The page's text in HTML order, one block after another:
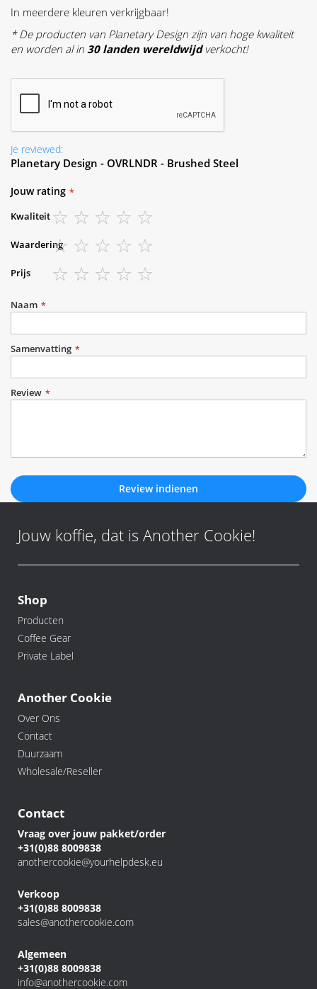
In meerdere kleuren verkrijgbaar!
* De producten van Planetary Design zijn van hoge kwaliteit
en worden al in 30 landen wereldwijdverkocht!
Je reviewed:
Planetary Design - OVRLNDR - Brushed Steel
Jouw rating
Kwaliteit
star
stars
stars
stars
stars
Waardering
star
stars
stars
stars
stars
Prijs
Naam
Samenvatting
Review
Review indienen
Jouw koffie, dat is Another Cookie!
Shop
Producten
Coffee Gear
Private Label
Another Cookie
Over Ons
Contact
Duurzaam
Wholesale/Reseller
Contact
Vraag over jouw pakket/order
+31(0)88 8009838
anothercookie@yourhelpdesk.eu
Verkoop
+31(0)88 8009838
sales@anothercookie.com
Algemeen
+31(0)88 8009838
info@anothercookie.com